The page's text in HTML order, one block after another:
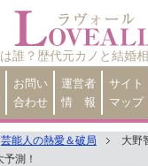
誰？歴代元カノと結婚
お問い
合わせ
運営者
情 報
サイト
マップ
芸能人の熱愛＆破局
大野
測！